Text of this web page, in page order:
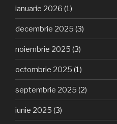
ianuarie 2026 (1)
decembrie 2025 (3)
noiembrie 2025 (3)
octombrie 2025 (1)
septembrie 2025 (2)
iunie 2025 (3)